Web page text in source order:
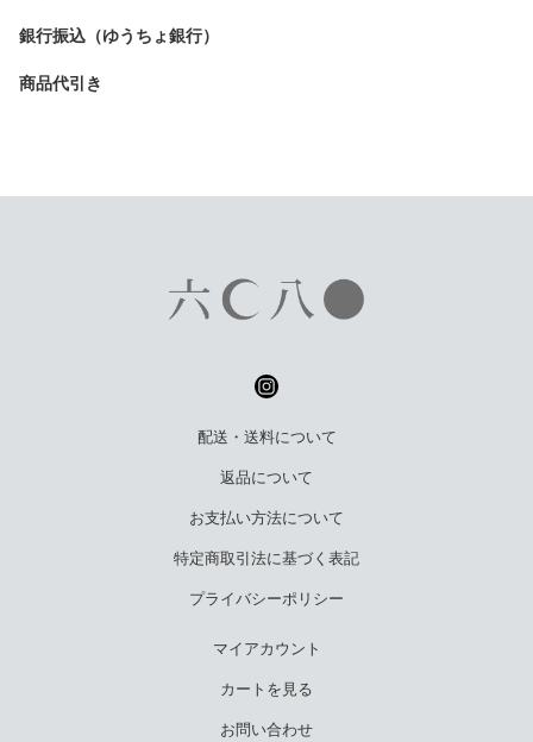
銀行振込（ゆうちょ銀行）
商品代引き
配送・送料について
返品について
お支払い方法について
特定商取引法に基づく表記
プライバシーポリシー
マイアカウント
カートを見る
お問い合わせ